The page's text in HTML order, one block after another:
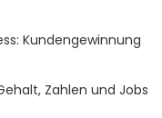
Kundengewinnung
Zahlen und Jobs